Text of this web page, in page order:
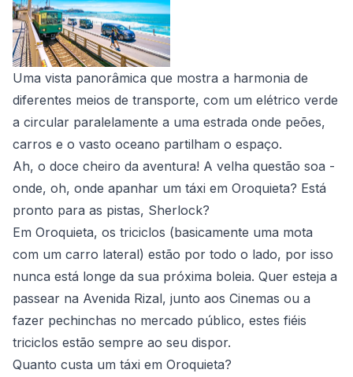
Uma vista panorâmica que mostra a harmonia de
diferentes meios de transporte, com um elétrico verde
a circular paralelamente a uma estrada onde peões,
carros e o vasto oceano partilham o espaço.
Ah, o doce cheiro da aventura! A velha questão soa -
onde, oh, onde apanhar um táxi em Oroquieta? Está
pronto para as pistas, Sherlock?
Em Oroquieta, os triciclos (basicamente uma mota
com um carro lateral) estão por todo o lado, por isso
nunca está longe da sua próxima boleia. Quer esteja a
passear na Avenida Rizal, junto aos Cinemas ou a
fazer pechinchas no mercado público, estes fiéis
triciclos estão sempre ao seu dispor.
Quanto custa um táxi em Oroquieta?